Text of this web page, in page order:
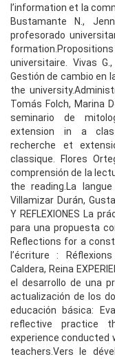
l’information et la
Bustamante N.,
profesorado
universitaire. Vivas
Gestión de cambio en
the
Tomás Folch, Marina
seminario de
extension in a
recherche et
classique. Flores
comprensión de la
the reading.La
Villamizar Durán,
Y REFLEXIONES La
para una propuesta
Reflections for a
l’écriture :
Caldera, Reina
el desarrollo de una
actualización de los
educación básica:
reflective practice
experience conducted
teachers.Vers le